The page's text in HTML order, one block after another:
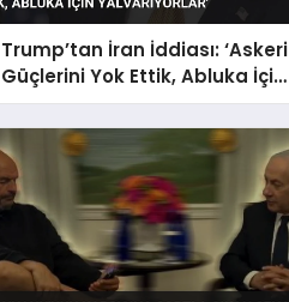
Trump’tan İran İddiası: ‘Askeri
Güçlerini Yok Ettik, Abluka İçin
Yalvarıyorlar’